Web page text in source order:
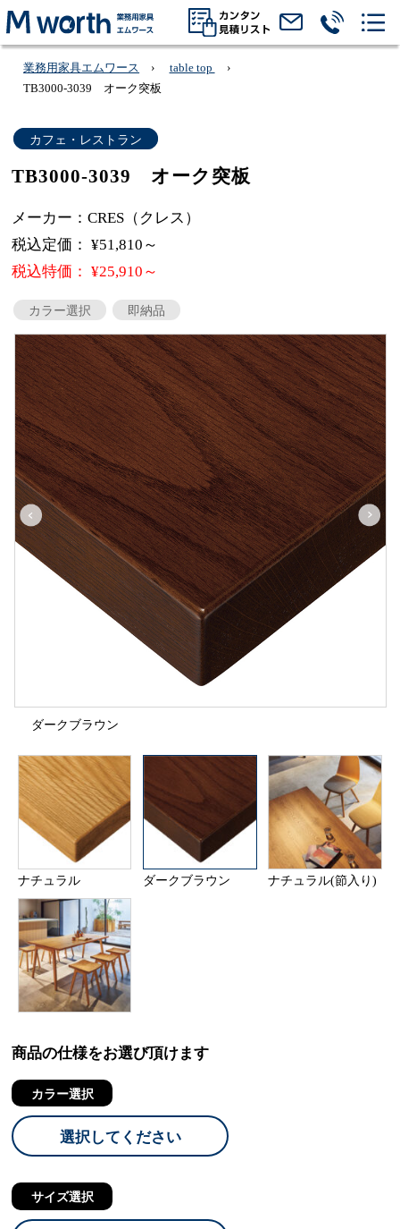
業務用家具エムワース
table top
TB3000-3039 オーク突板
カフェ・レストラン
TB3000-3039 オーク突板
メーカー：CRES（クレス）
税込定価： ¥51,810～
税込特価： ¥25,910～
カラー選択 即納品
ダークブラウン
ナチュラル ダークブラウン ナチュラル(節入り)
商品の仕様をお選び頂けます
カラー選択
選択してください
サイズ選択